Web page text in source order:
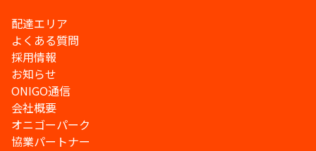
配達エリア
よくある質問
採用情報
お知らせ
ONIGO通信
会社概要
オニゴーパーク
協業パートナー